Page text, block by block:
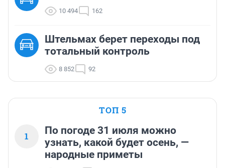
10 494 162
Штельмах берет переходы под
тотальный контроль
8 852 92
ТОП 5
1
По погоде 31 июля можно
узнать, какой будет осень, —
народные приметы